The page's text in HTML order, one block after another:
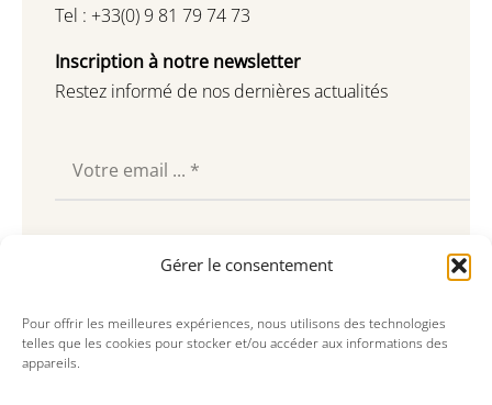
Gérer le consentement
Pour offrir les meilleures expériences, nous utilisons des technologies
telles que les cookies pour stocker et/ou accéder aux informations des
appareils.
Tel : +33(0) 9 81 79 74 73
Inscription à notre newsletter
Restez informé de nos dernières actualités
Souscrire